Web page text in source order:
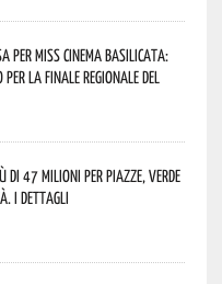
per Miss Cinema Basilicata:
la finale regionale del
di 47 milioni per piazze, verde
I dettagli